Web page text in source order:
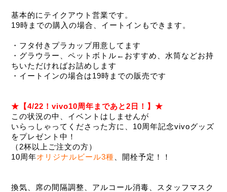
基本的にテイクアウト営業です。
19時までの購入の場合、イートインもできます。
・フタ付きプラカップ用意してます
・グラウラー、ペットボトル←おすすめ、水筒などお持
ちいただければお詰めします
・イートインの場合は19時までの販売です
★【4/22！vivo10周年まであと2日！】★
この状況の中、イベントはしませんが
いらっしゃってくださった方に、10周年記念vivoグッズ
をプレゼント中！
（2杯以上ご注文の方）
10周年オリジナルビール3種 、開栓予定！！
換気、席の間隔調整、アルコール消毒、スタッフマスク